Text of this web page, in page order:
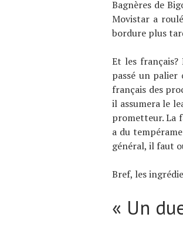
Bagnères de
Movistar a
bordure plus
Et les français?
passé un palier
français des
il assumera le
prometteur. La
a du
général, il faut
Bref, les
« Un